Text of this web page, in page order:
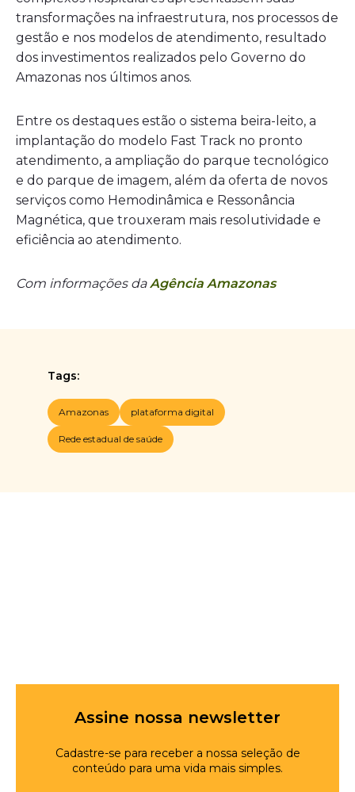
transformações na infraestrutura, nos processos de
gestão e nos modelos de atendimento, resultado
dos investimentos realizados pelo Governo do
Amazonas nos últimos anos.
Entre os destaques estão o sistema beira-leito, a
implantação do modelo Fast Track no pronto
atendimento, a ampliação do parque tecnológico
e do parque de imagem, além da oferta de novos
serviços como Hemodinâmica e Ressonância
Magnética, que trouxeram mais resolutividade e
eficiência ao atendimento.
Com informações daAgência Amazonas
Tags:
Amazonas plataforma digital
Rede estadual de saúde
Assine nossa newsletter
Cadastre-se para receber a nossa seleção de
conteúdo para uma vida mais simples.